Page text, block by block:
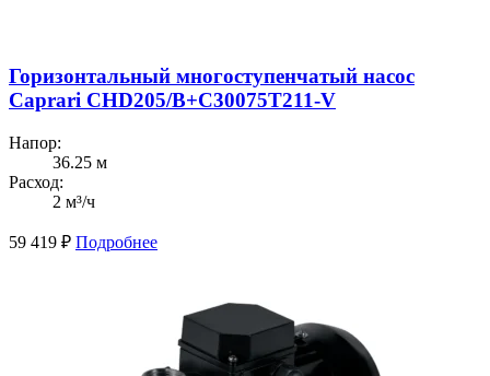
Горизонтальный многоступенчатый насос
Caprari CHD205/В+C30075T211-V
Напор:
36.25 м
Расход:
2 м³/ч
59 419 ₽ Подробнее